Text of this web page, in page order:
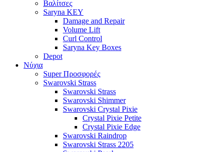
Βαλίτσες
Saryna KEY
Damage and Repair
Volume Lift
Curl Control
Saryna Key Boxes
Depot
Νύχια
Super Προσφορές
Swarovski Strass
Swarovski Strass
Swarovski Shimmer
Swarovski Crystal Pixie
Crystal Pixie Petite
Crystal Pixie Edge
Swarovski Raindrop
Swarovski Strass 2205